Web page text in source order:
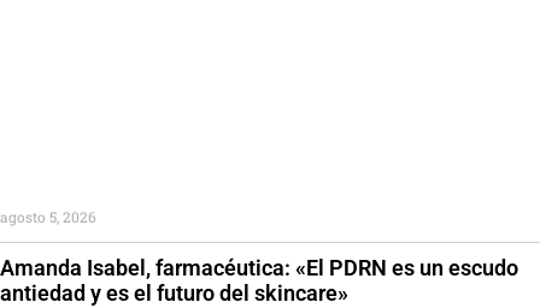
Amanda Isabel, farmacéutica: «El PDRN es un escudo
antiedad y es el futuro del skincare»
agosto 5, 2026